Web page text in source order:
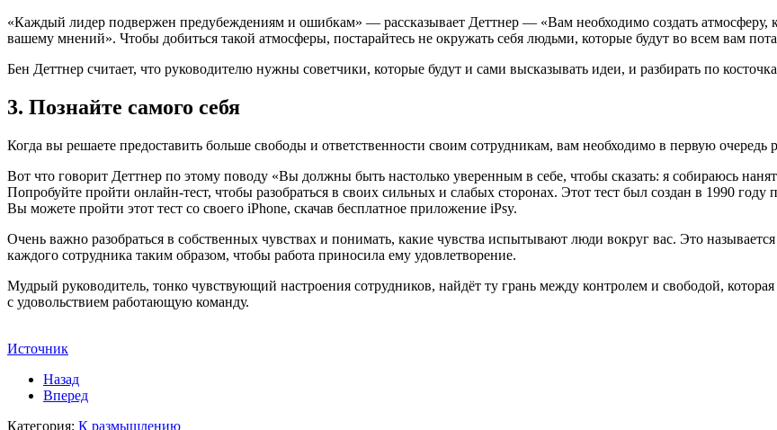
«Каждый лидер подвержен предубеждениям и ошибкам» — рассказывает Деттнер — «Вам необходимо создать атмосферу,
вашему мнений». Чтобы добиться такой атмосферы, постарайтесь не окружать себя людьми, которые будут во всем вам
Бен Деттнер считает, что руководителю нужны советчики, которые будут и сами высказывать идеи, и разбирать по
3. Познайте самого себя
Когда вы решаете предоставить больше свободы и ответственности своим сотрудникам, вам необходимо в первую очередь
Вот что говорит Деттнер по этому поводу «Вы должны быть настолько уверенным в себе, чтобы сказать: я собираюсь
Попробуйте пройти онлайн-тест, чтобы разобраться в своих сильных и слабых сторонах. Этот тест был создан в 1990
Вы можете пройти этот тест со своего iPhone, скачав бесплатное приложение iPsy.
Очень важно разобраться в собственных чувствах и понимать, какие чувства испытывают люди вокруг вас. Это
каждого сотрудника таким образом, чтобы работа приносила ему удовлетворение.
Мудрый руководитель, тонко чувствующий настроения сотрудников, найдёт ту грань между контролем и свободой,
с удовольствием работающую команду.
Источник
Назад
Вперед
Категория: К размышлению